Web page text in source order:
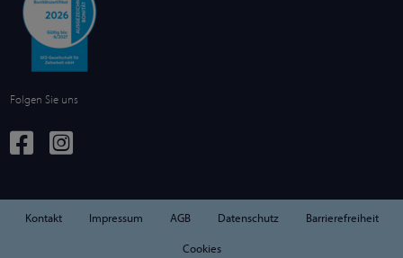
Folgen Sie uns
Kontakt Impressum AGB Datenschutz Barrierefreiheit
Cookies